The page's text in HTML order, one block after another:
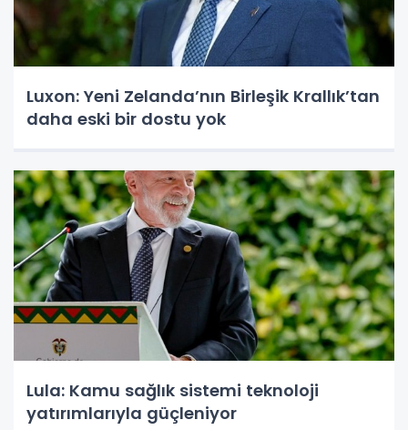
Luxon: Yeni Zelanda’nın Birleşik Krallık’tan
daha eski bir dostu yok
Lula: Kamu sağlık sistemi teknoloji
yatırımlarıyla güçleniyor